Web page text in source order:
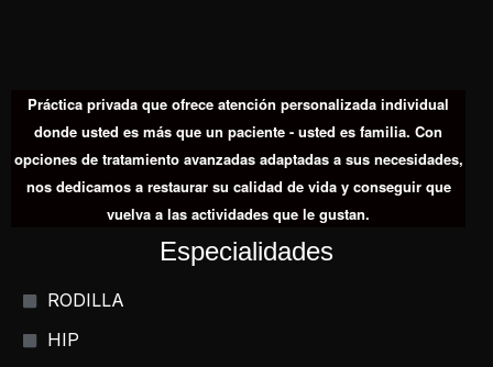
Práctica privada que ofrece atención personalizada individual
donde usted es más que un paciente - usted es familia. Con
opciones de tratamiento avanzadas adaptadas a sus necesidades,
nos dedicamos a restaurar su calidad de vida y conseguir que
vuelva a las actividades que le gustan.
Especialidades
RODILLA
HIP